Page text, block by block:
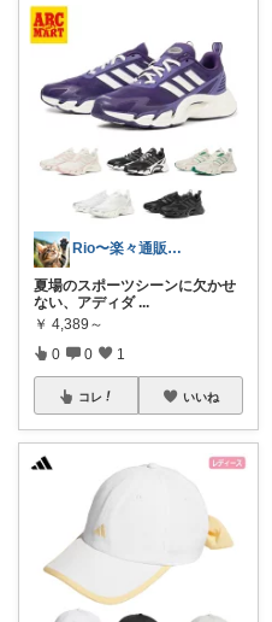
Rio〜楽々通販生活😊
夏場のスポーツシーンに欠かせ
ない、アディダ ...
￥ 4,389～
0 0 1
コレ いいね